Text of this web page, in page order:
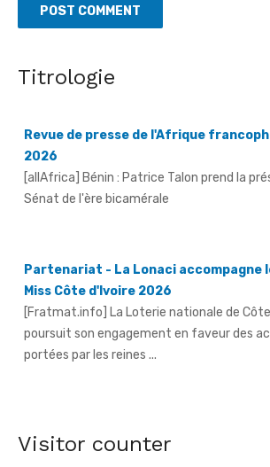
Titrologie
Revue de presse de l'Afrique
[allAfrica] Bénin : Patrice Talon prend la
Sénat de l'ère bicamérale
[Fratmat.info] La Loterie nationale de
poursuit son engagement en faveur des
portées par les reines ...
Grand-Bassam - Le Réseau des jeunes
dirigé par Eliame Niamkey, a remis, le jeudi
Visitor counter